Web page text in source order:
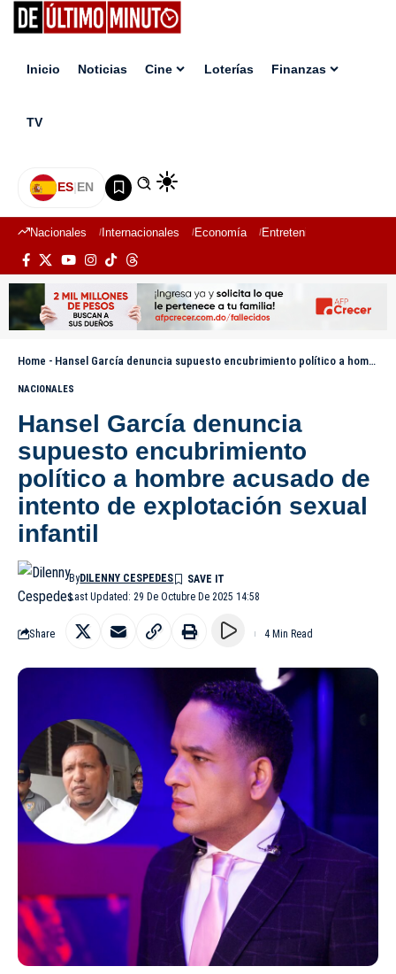
Inicio Noticias Cine Loterías Finanzas
TV
ES|EN
Nacionales Internacionales Economía Entretenimiento
Home - Hansel García denuncia supuesto encubrimiento político a hombre acusado de intento de explotación sexual infantil
NACIONALES
Hansel García denuncia
supuesto encubrimiento
político a hombre acusado de
intento de explotación sexual
infantil
Last Updated: 29 De Octubre De 2025 14:58
ByDILENNY CESPEDES
Share 4 Min Read